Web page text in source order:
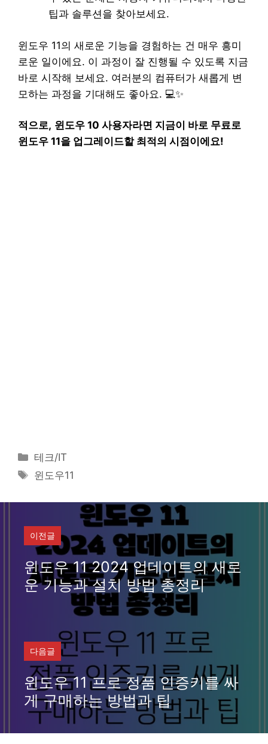
팁과 솔루션을 찾아보세요.
윈도우 11의 새로운 기능을 경험하는 건 매우 흥미
로운 일이에요. 이 과정이 잘 진행될 수 있도록 지금
바로 시작해 보세요. 여러분의 컴퓨터가 새롭게 변
모하는 과정을 기대해도 좋아요. 💻✨
적으로, 윈도우 10 사용자라면 지금이 바로 무료로
윈도우 11을 업그레이드할 최적의 시점이에요!
카
테
리
테크/IT
태
윈도우11
이전글
윈도우 11 2024 업데이트의 새로
운 기능과 설치 방법 총정리
다음글
윈도우 11 프로 정품 인증키를 싸
게 구매하는 방법과 팁